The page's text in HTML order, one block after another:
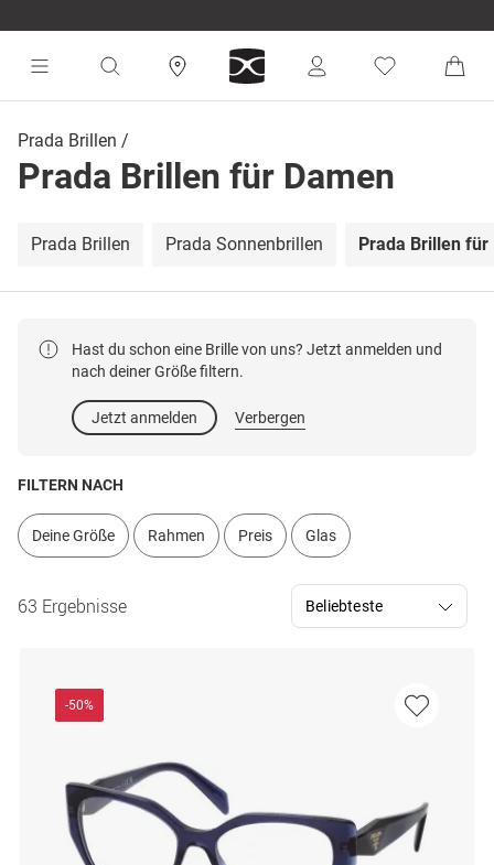
Prada Brillen
Prada Brillen für Damen
Prada Brillen Prada Sonnenbrillen Prada Brillen für
Hast du schon eine Brille von uns? Jetzt anmelden und
nach deiner Größe filtern.
Jetzt anmelden Verbergen
FILTERN NACH
Deine Größe Rahmen Preis Glas
63 Ergebnisse
-50%